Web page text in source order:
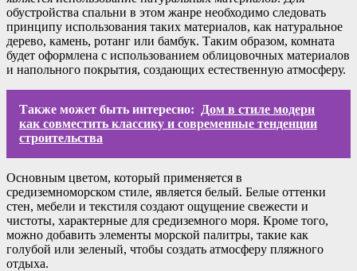
обустройства спальни в этом жанре необходимо следовать
принципу использования таких материалов, как натуральное
дерево, камень, ротанг или бамбук. Таким образом, комната
будет оформлена с использованием облицовочных материалов
и напольного покрытия, создающих естественную атмосферу.
Также может быть интересно:
Дом в стиле модерн
как совместить классику и современные тенденции
строительства
Основным цветом, который применяется в
средиземноморском стиле, является белый. Белые оттенки
стен, мебели и текстиля создают ощущение свежести и
чистоты, характерные для средиземного моря. Кроме того,
можно добавить элементы морской палитры, такие как
голубой или зеленый, чтобы создать атмосферу пляжного
отдыха.